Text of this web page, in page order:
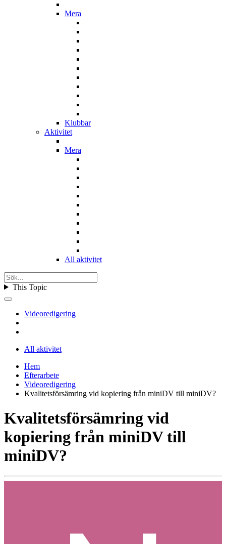
Mera
Klubbar
Aktivitet
Mera
All aktivitet
This Topic
Videoredigering
All aktivitet
Hem
Efterarbete
Videoredigering
Kvalitetsförsämring vid kopiering från miniDV till miniDV?
Kvalitetsförsämring vid
kopiering från miniDV till
miniDV?